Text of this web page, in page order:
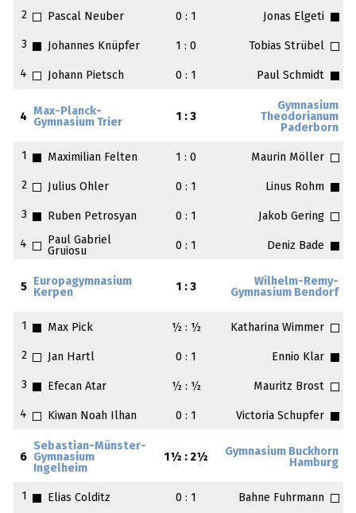
2
Pascal Neuber 0 : 1 Jonas Elgeti
3 Johannes Knüpfer 1 : 0 Tobias Strübel
4 Johann Pietsch 0 : 1 Paul Schmidt
4
Max-Planck-
Gymnasium Trier
1 : 3
Gymnasium
Theodorianum
Paderborn
1 Maximilian Felten 1 : 0 Maurin Möller
2 Julius Ohler 0 : 1 Linus Rohm
3 Ruben Petrosyan 0 : 1 Jakob Gering
4
Paul Gabriel
Gruiosu
0 : 1 Deniz Bade
5
Europagymnasium
Kerpen
1 : 3
Wilhelm-Remy-
Gymnasium Bendorf
1 Max Pick ½ : ½ Katharina Wimmer
2 Jan Hartl 0 : 1 Ennio Klar
3 Efecan Atar ½ : ½ Mauritz Brost
4 Kiwan Noah Ilhan 0 : 1 Victoria Schupfer
6
Sebastian-Münster-
Gymnasium
Ingelheim
1½ : 2½
Gymnasium Buckhorn
Hamburg
1 Elias Colditz 0 : 1 Bahne Fuhrmann